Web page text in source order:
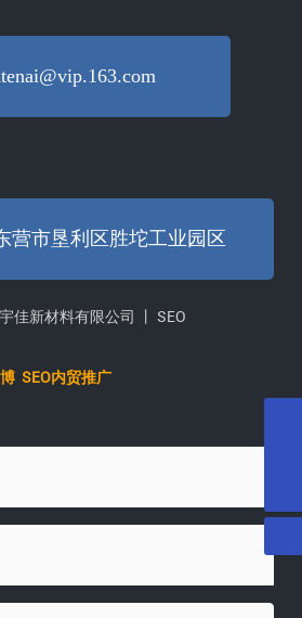
营市垦利区胜坨工业园区
佳新材料有限公司 丨SEO
SEO内贸推广
yujiatenai@vip.163.com